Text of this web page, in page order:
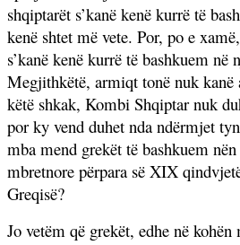
shqiptarët s’kanë kenë kurrë të
kenë shtet më vete. Por, po e
s’kanë kenë kurrë të bashkuem në
Megjithkëtë, armiqt tonë nuk kanë
këtë shkak, Kombi Shqiptar nuk
por ky vend duhet nda ndërmjet
mba mend grekët të bashkuem
mbretnore përpara së XIX
Greqisë?
Jo vetëm që grekët, edhe në